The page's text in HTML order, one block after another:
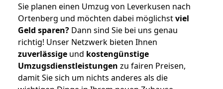
Sie planen einen Umzug von Leverkusen nach
Ortenberg und möchten dabei möglichstviel
Geld sparen? Dann sind Sie bei uns genau
richtig! Unser Netzwerk bieten Ihnen
zuverlässige und kostengünstige
Umzugsdienstleistungen zu fairen Preisen,
damit Sie sich um nichts anderes als die